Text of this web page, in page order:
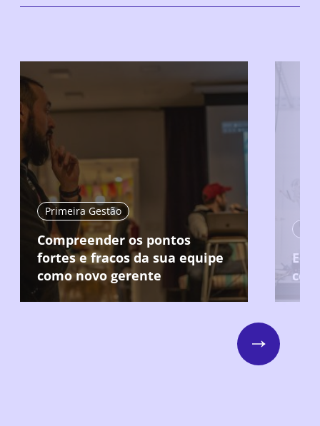
Primeira Gestão
Compreender os pontos
fortes e fracos da sua equipe
como novo gerente
Next